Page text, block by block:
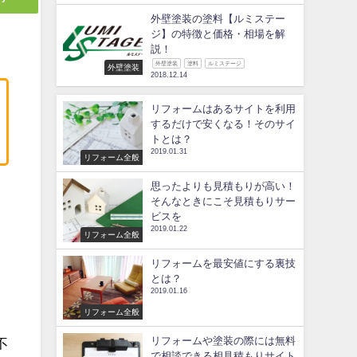
外壁塗装
外壁塗装の塗料【ルミステー
ジ】の特徴と価格・相場を解
説！
外壁塗装 塗料 ルミステージ
2018.12.14
リフォーム全般
リフォームはあるサイトを利用
するだけで安くなる！そのサイ
トとは？
2019.01.31
リフォーム全般
思ったよりも見積もりが高い！
そんなときにこそ見積もりサー
ビスを
2019.01.22
リフォーム全般
リフォームを最安値にする裏技
とは？
2019.01.16
リフォームや塗装の際には無料